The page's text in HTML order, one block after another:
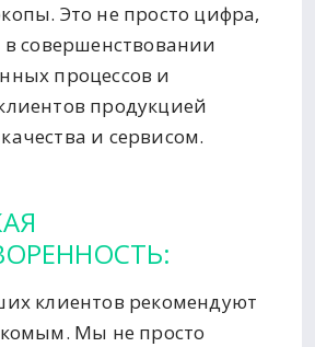
Это не просто цифра,
совершенствовании
процессов и
продукцией
и сервисом.
клиентов рекомендуют
Мы не просто